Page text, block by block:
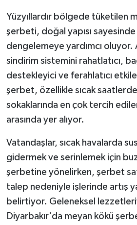
Yüzyıllardır bölgede tüketilen
şerbeti, doğal yapısı sayesinde
dengelemeye yardımcı oluyor.
sindirim sistemini rahatlatıcı,
destekleyici ve ferahlatıcı
şerbet, özellikle sıcak
sokaklarında en çok tercih
arasında yer alıyor.
Vatandaşlar, sıcak havalarda
gidermek ve serinlemek için
şerbetine yönelirken, şerbet
talep nedeniyle işlerinde artış
belirtiyor. Geleneksel
Diyarbakır'da meyan kökü
Jandarma
Kadın
MAGAZİN
Otomobil
POLİTİKA
Sağlık